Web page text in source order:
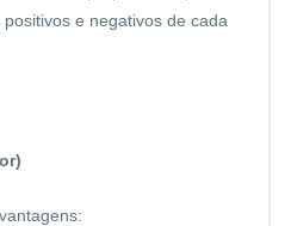
e negativos de cada